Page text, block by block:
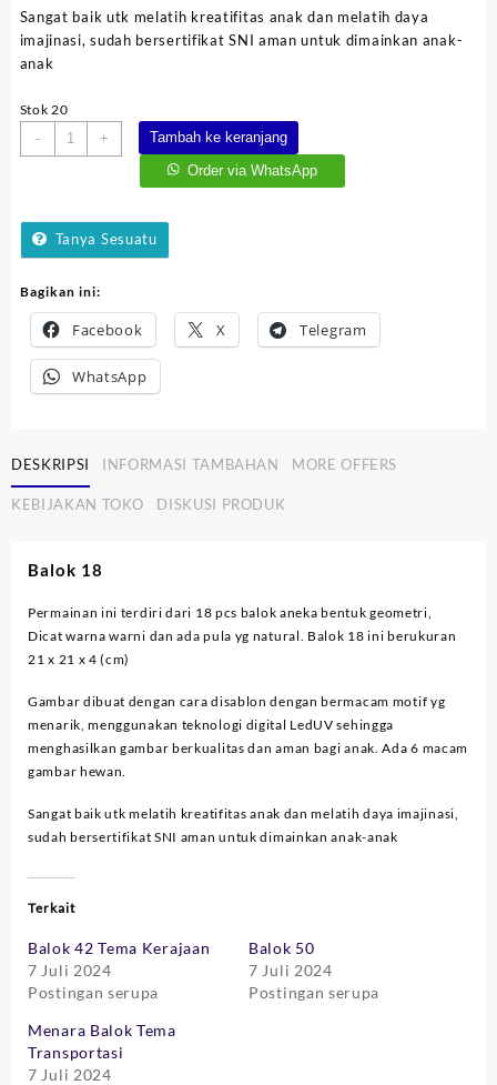
adalah:
Rp110.000.
ini
adalah:
Sangat baik utk melatih kreatifitas anak dan melatih daya
imajinasi, sudah bersertifikat SNI aman untuk dimainkan anak-
anak
Stok 20
-
Kuantitas
Balok
+
Tambah ke keranjang
Order via WhatsApp
Tanya Sesuatu
Bagikan ini:
Facebook X Telegram
WhatsApp
DESKRIPSI INFORMASI TAMBAHAN MORE OFFERS
KEBIJAKAN TOKO DISKUSI PRODUK
Balok 18
Permainan ini terdiri dari 18 pcs balok aneka bentuk geometri,
Dicat warna warni dan ada pula yg natural. Balok 18 ini berukuran
21 x 21 x 4 (cm)
Gambar dibuat dengan cara disablon dengan bermacam motif yg
menarik, menggunakan teknologi digital LedUV sehingga
menghasilkan gambar berkualitas dan aman bagi anak. Ada 6 macam
gambar hewan.
Sangat baik utk melatih kreatifitas anak dan melatih daya imajinasi,
sudah bersertifikat SNI aman untuk dimainkan anak-anak
Terkait
Balok 42 Tema Kerajaan
7 Juli 2024
Postingan serupa
Balok 50
7 Juli 2024
Postingan serupa
Menara Balok Tema
Transportasi
7 Juli 2024